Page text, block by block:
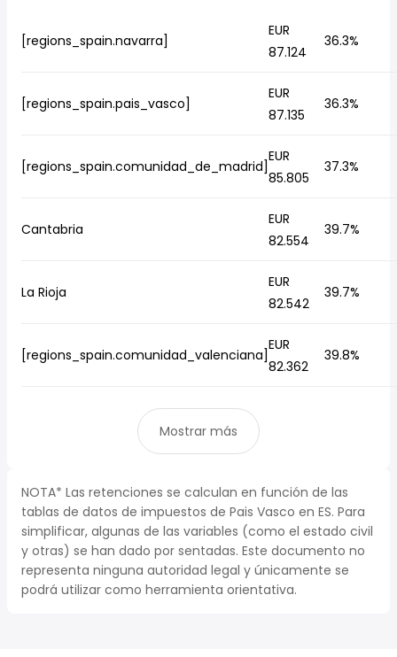
[regions_spain.navarra]
EUR
87.124
36.3%
[regions_spain.pais_vasco]
EUR
87.135
36.3%
[regions_spain.comunidad_de_madrid]
EUR
85.805
37.3%
Cantabria
EUR
82.554
39.7%
La Rioja
EUR
82.542
39.7%
[regions_spain.comunidad_valenciana]
EUR
82.362
39.8%
Mostrar más
NOTA* Las retenciones se calculan en función de las
tablas de datos de impuestos de Pais Vasco en ES. Para
simplificar, algunas de las variables (como el estado civil
y otras) se han dado por sentadas. Este documento no
representa ninguna autoridad legal y únicamente se
podrá utilizar como herramienta orientativa.